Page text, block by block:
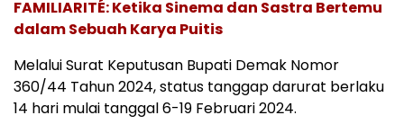
FAMILIARITÉ: Ketika Sinema dan Sastra Bertemu
dalam Sebuah Karya Puitis
Melalui Surat Keputusan Bupati Demak Nomor
360/44 Tahun 2024, status tanggap darurat berlaku
14 hari mulai tanggal 6-19 Februari 2024.